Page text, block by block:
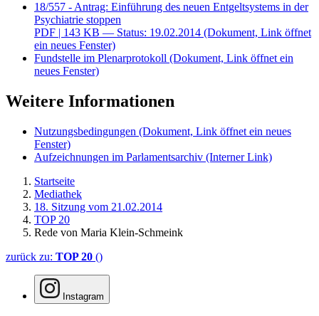
18/557 - Antrag: Einführung des neuen Entgeltsystems in der
Psychiatrie stoppen
PDF | 143 KB — Status: 19.02.2014 (Dokument, Link öffnet
ein neues Fenster)
Fundstelle im Plenarprotokoll (Dokument, Link öffnet ein
neues Fenster)
Weitere Informationen
Nutzungsbedingungen (Dokument, Link öffnet ein neues
Fenster)
Aufzeichnungen im Parlamentsarchiv (Interner Link)
Startseite
Mediathek
18. Sitzung vom 21.02.2014
TOP 20
Rede von Maria Klein-Schmeink
zurück zu: TOP 20 ()
Instagram